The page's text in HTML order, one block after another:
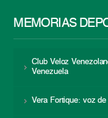
MEMORIAS
Club Veloz
Venezuela
Vera Fortique: voz